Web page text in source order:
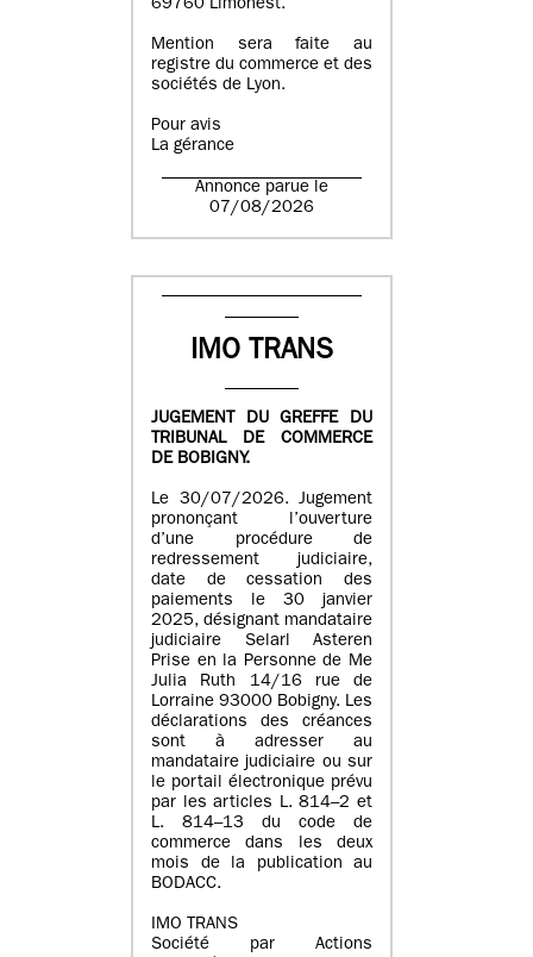
69760 Limonest.
Mention sera faite au
registre du commerce et des
sociétés de Lyon.
Pour avis
La gérance
Annonce parue le
07/08/2026
IMO TRANS
JUGEMENT DU GREFFE DU
TRIBUNAL DE COMMERCE
DE BOBIGNY.
Le 30/07/2026. Jugement
prononçant l’ouverture
d’une procédure de
redressement judiciaire,
date de cessation des
paiements le 30 janvier
2025, désignant mandataire
judiciaire Selarl Asteren
Prise en la Personne de Me
Julia Ruth 14/16 rue de
Lorraine 93000 Bobigny. Les
déclarations des créances
sont à adresser au
mandataire judiciaire ou sur
le portail électronique prévu
par les articles L. 814–2 et
L. 814–13 du code de
commerce dans les deux
mois de la publication au
BODACC.
IMO TRANS
Société par Actions